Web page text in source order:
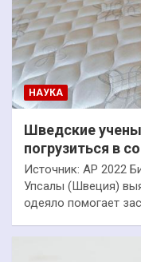
НАУКА
Шведские
погрузиться в
Источник: AP 2022
Упсалы (Швеция)
одеяло помогает